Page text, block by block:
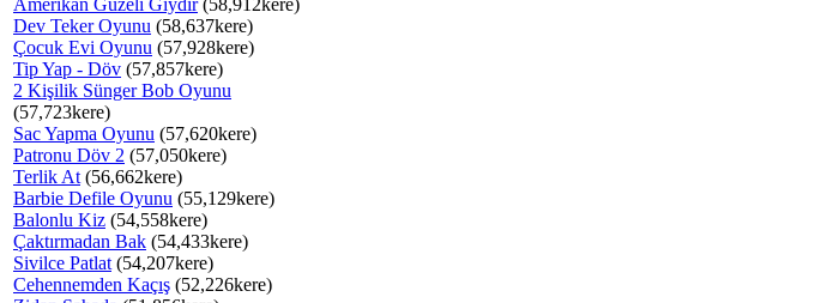
Amerikan Guzeli Giydir(58,912kere)
Dev Teker Oyunu (58,637kere)
Çocuk Evi Oyunu (57,928kere)
Tip Yap - Döv (57,857kere)
2 Kişilik Sünger Bob Oyunu
(57,723kere)
Sac Yapma Oyunu (57,620kere)
Patronu Döv 2 (57,050kere)
Terlik At (56,662kere)
Barbie Defile Oyunu (55,129kere)
Balonlu Kiz (54,558kere)
Çaktırmadan Bak (54,433kere)
Sivilce Patlat (54,207kere)
Cehennemden Kaçış (52,226kere)